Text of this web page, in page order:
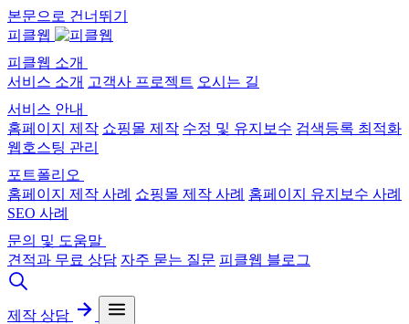
본문으로 건너뛰기
피클웹
피클웹 소개
서비스 소개 고객사 프로젝트 오시는 길
서비스 안내
홈페이지 제작 쇼핑몰 제작 수정 및 유지보수 검색등록 최적화
웹호스팅 관리
포트폴리오
홈페이지 제작 사례 쇼핑몰 제작 사례 홈페이지 유지보수 사례
SEO 사례
문의 및 도움말
견적과 무료 상담 자주 묻는 질문 피클웹 블로그
제작 상담